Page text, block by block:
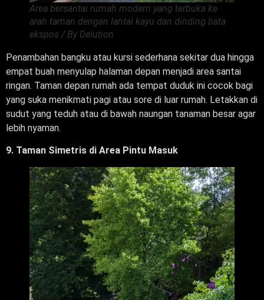
Area bersantai rumah modern yang terbuka ke
arah taman dengan lantai kayu dan dinding bata
ekspos / By Delution
Penambahan bangku atau kursi sederhana sekitar dua hingga
empat buah menyulap halaman depan menjadi area santai
ringan. Taman depan rumah ada tempat duduk ini cocok bagi
yang suka menikmati pagi atau sore di luar rumah. Letakkan di
sudut yang teduh atau di bawah naungan tanaman besar agar
lebih nyaman.
9. Taman Simetris di Area Pintu Masuk